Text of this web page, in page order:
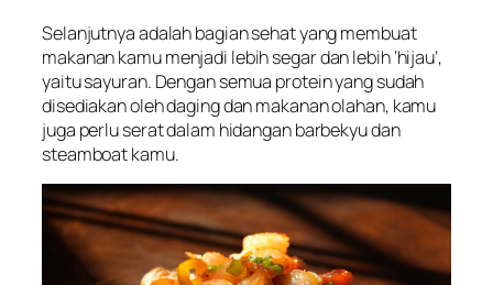
Selanjutnya adalah bagian sehat yang membuat
makanan kamu menjadi lebih segar dan lebih ‘hijau’,
yaitu sayuran. Dengan semua protein yang sudah
disediakan oleh daging dan makanan olahan, kamu
juga perlu serat dalam hidangan barbekyu dan
steamboat kamu.